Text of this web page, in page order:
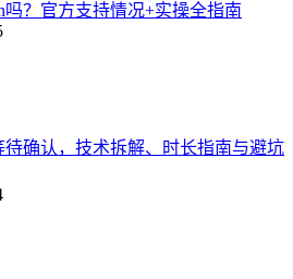
吗？官方支持情况+实操全指南
待确认，技术拆解、时长指南与避坑